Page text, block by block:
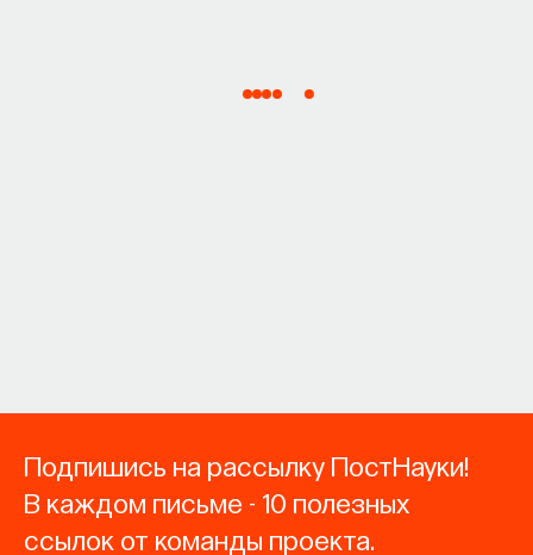
Подпишись на рассылку ПостНауки!
В каждом письме - 10 полезных
ссылок от команды проекта.